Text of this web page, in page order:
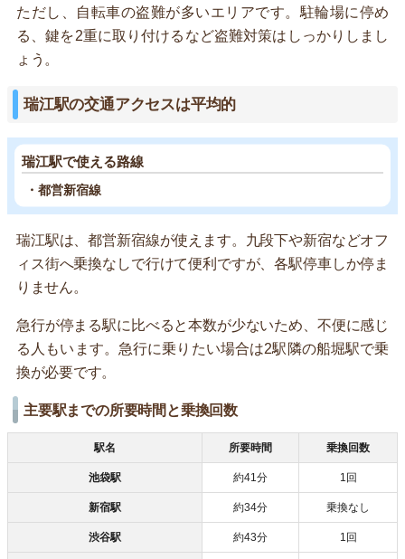
ただし、自転車の盗難が多いエリアです。駐輪場に停め
る、鍵を2重に取り付けるなど盗難対策はしっかりしまし
ょう。
瑞江駅の交通アクセスは平均的
瑞江駅で使える路線
・都営新宿線
瑞江駅は、都営新宿線が使えます。九段下や新宿などオフ
ィス街へ乗換なしで行けて便利ですが、各駅停車しか停ま
りません。
急行が停まる駅に比べると本数が少ないため、不便に感じ
る人もいます。急行に乗りたい場合は2駅隣の船堀駅で乗
換が必要です。
主要駅までの所要時間と乗換回数
駅名 所要時間 乗換回数
池袋駅 約41分 1回
新宿駅 約34分 乗換なし
渋谷駅 約43分 1回